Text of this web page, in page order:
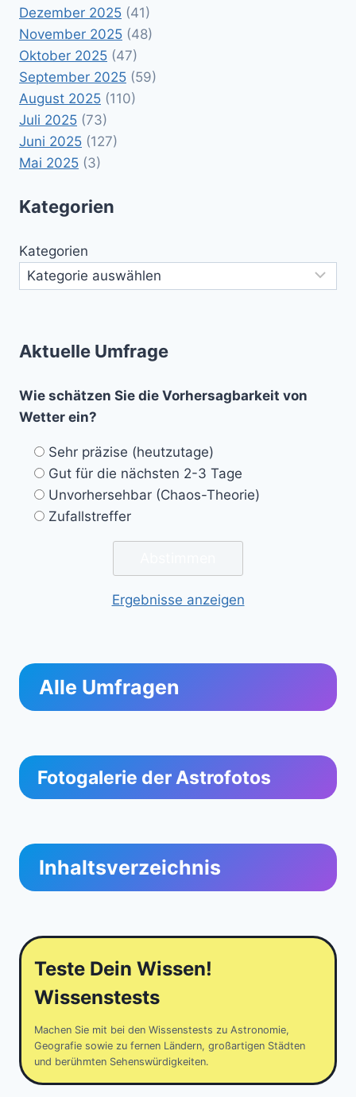
Dezember 2025 (41)
November 2025 (48)
Oktober 2025 (47)
September 2025 (59)
August 2025 (110)
Juli 2025 (73)
Juni 2025 (127)
Mai 2025 (3)
Kategorien
Kategorien
Aktuelle Umfrage
Wie schätzen Sie die Vorhersagbarkeit von
Wetter ein?
Sehr präzise (heutzutage)
Gut für die nächsten 2-3 Tage
Unvorhersehbar (Chaos-Theorie)
Zufallstreffer
Ergebnisse anzeigen
Alle Umfragen
Fotogalerie der Astrofotos
Inhaltsverzeichnis
Teste Dein Wissen!
Wissenstests
Machen Sie mit bei den Wissenstests zu Astronomie,
Geografie sowie zu fernen Ländern, großartigen Städten
und berühmten Sehenswürdigkeiten.